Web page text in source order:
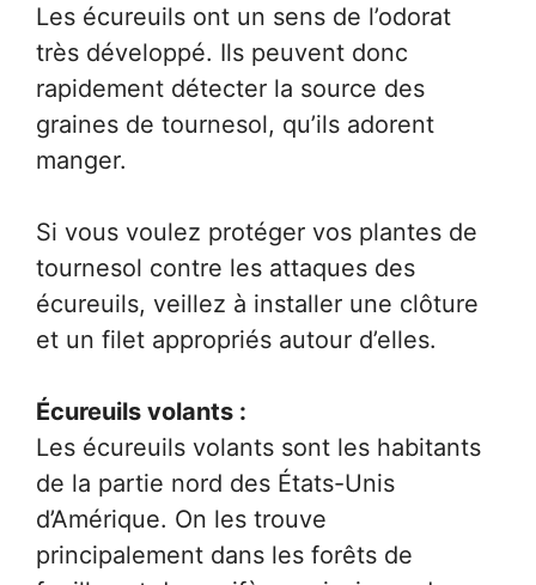
Les écureuils ont un sens de l’odorat
très développé. Ils peuvent donc
rapidement détecter la source des
graines de tournesol, qu’ils adorent
manger.
Si vous voulez protéger vos plantes de
tournesol contre les attaques des
écureuils, veillez à installer une clôture
et un filet appropriés autour d’elles.
Écureuils volants :
Les écureuils volants sont les habitants
de la partie nord des États-Unis
d’Amérique. On les trouve
principalement dans les forêts de